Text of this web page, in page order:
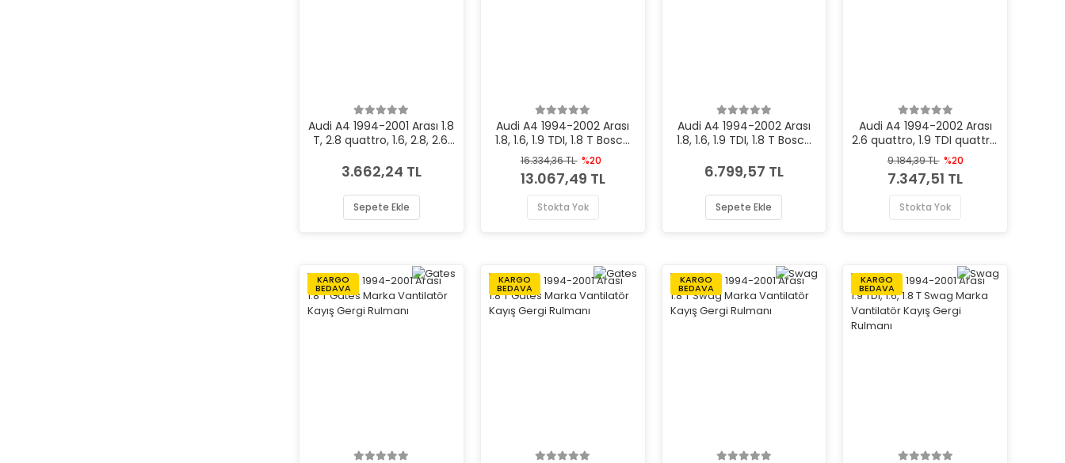
Audi A4 1994-2001 Arası 1.8
T, 2.8 quattro, 1.6, 2.8, 2.6,
Marka Fren Ana Merkezi
3.662,24 TL
Sepete Ekle
Audi A4 1994-2002 Arası
1.8, 1.6, 1.9 TDI, 1.8 T Bosch
Marka Fren Ana Merkezi
16.334,36 TL %20
13.067,49 TL
Stokta Yok
Audi A4 1994-2002 Arası
1.8, 1.6, 1.9 TDI, 1.8 T Bosch
6.799,57 TL
Sepete Ekle
Audi A4 1994-2002 Arası
2.6 quattro, 1.9 TDI quattro,
2.8 quattro, 1.8 quattro
Bosch Marka Fren Ana
Merkezi
9.184,39 TL %20
7.347,51 TL
Stokta Yok
KARGO
BEDAVA
KARGO
BEDAVA
KARGO
BEDAVA
KARGO
BEDAVA